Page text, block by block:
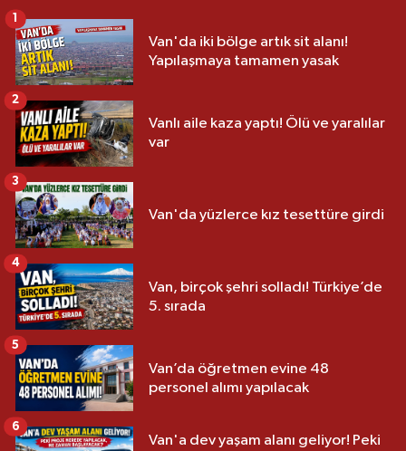
Van'da iki bölge artık sit alanı!
Yapılaşmaya tamamen yasak
1
Vanlı aile kaza yaptı! Ölü ve yaralılar
var
2
Van'da yüzlerce kız tesettüre girdi
3
Van, birçok şehri solladı! Türkiye’de
5. sırada
4
Van’da öğretmen evine 48
personel alımı yapılacak
5
Van'a dev yaşam alanı geliyor! Peki
6